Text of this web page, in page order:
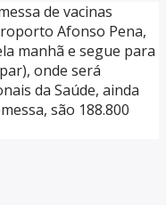
de vacinas
Afonso Pena,
manhã e segue para
onde será
da Saúde, ainda
são 188.800